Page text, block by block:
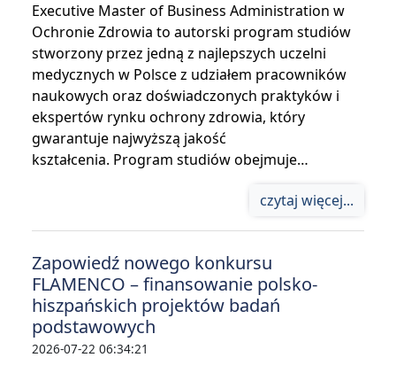
Executive Master of Business Administration w
Ochronie Zdrowia to autorski program studiów
stworzony przez jedną z najlepszych uczelni
medycznych w Polsce z udziałem pracowników
naukowych oraz doświadczonych praktyków i
ekspertów rynku ochrony zdrowia, który
gwarantuje najwyższą jakość
kształcenia. Program studiów obejmuje…
czytaj więcej...
Zapowiedź nowego konkursu
FLAMENCO – finansowanie polsko-
hiszpańskich projektów badań
podstawowych
2026-07-22 06:34:21